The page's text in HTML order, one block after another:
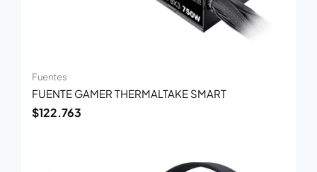
Fuentes
FUENTE GAMER THERMALTAKE SMART
$122.763